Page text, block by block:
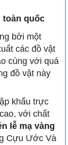
toàn quốc
bởi một
các đồ vật
cùng với quá
đồ vật này
khẩu trực
với chất
lễ mạ vàng
Cựu Ước Và